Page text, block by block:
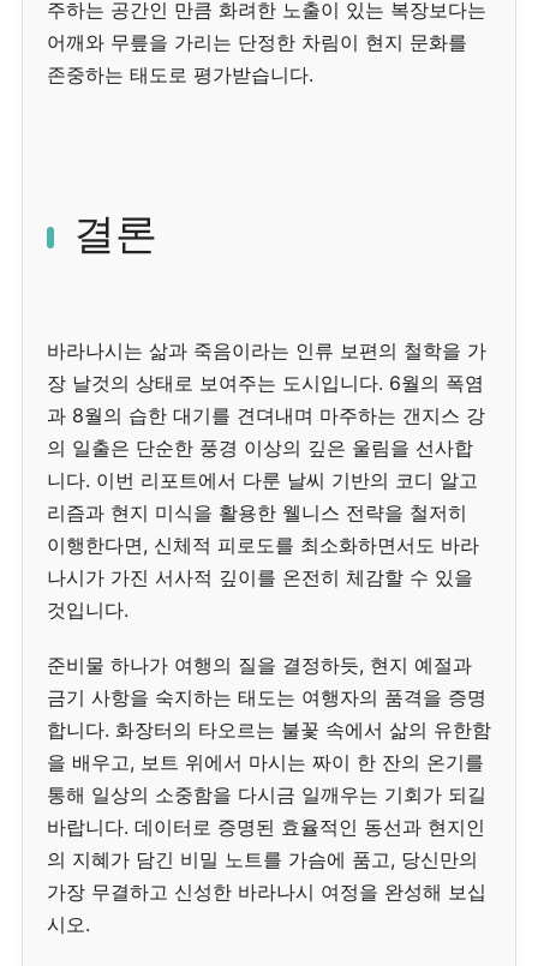
주하는 공간인 만큼 화려한 노출이 있는 복장보다는
어깨와 무릎을 가리는 단정한 차림이 현지 문화를
존중하는 태도로 평가받습니다.
결론
바라나시는 삶과 죽음이라는 인류 보편의 철학을 가
장 날것의 상태로 보여주는 도시입니다. 6월의 폭염
과 8월의 습한 대기를 견뎌내며 마주하는 갠지스 강
의 일출은 단순한 풍경 이상의 깊은 울림을 선사합
니다. 이번 리포트에서 다룬 날씨 기반의 코디 알고
리즘과 현지 미식을 활용한 웰니스 전략을 철저히
이행한다면, 신체적 피로도를 최소화하면서도 바라
나시가 가진 서사적 깊이를 온전히 체감할 수 있을
것입니다.
준비물 하나가 여행의 질을 결정하듯, 현지 예절과
금기 사항을 숙지하는 태도는 여행자의 품격을 증명
합니다. 화장터의 타오르는 불꽃 속에서 삶의 유한함
을 배우고, 보트 위에서 마시는 짜이 한 잔의 온기를
통해 일상의 소중함을 다시금 일깨우는 기회가 되길
바랍니다. 데이터로 증명된 효율적인 동선과 현지인
의 지혜가 담긴 비밀 노트를 가슴에 품고, 당신만의
가장 무결하고 신성한 바라나시 여정을 완성해 보십
시오.